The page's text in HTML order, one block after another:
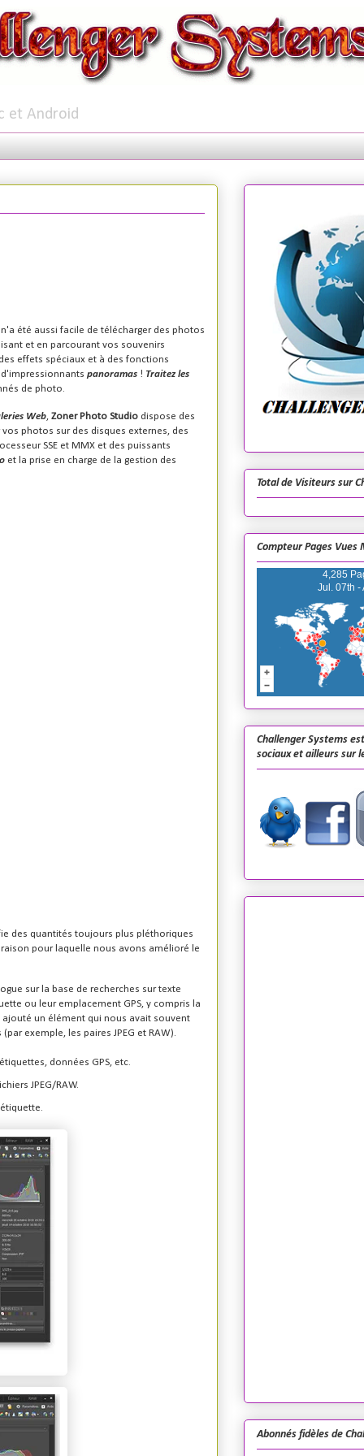
et Android
n'a été aussi facile de télécharger des photos
et en parcourant vos souvenirs
effets spéciaux et à des fonctions
d'impressionnants panoramas ! Traitez les
de photo.
Web Zoner Photo Studio dispose des
photos sur des disques externes, des
SSE et MMX et des puissants
et la prise en charge de la gestion des
des quantités toujours plus pléthoriques
pour laquelle nous avons amélioré le
sur la base de recherches sur texte
ou leur emplacement GPS, y compris la
un élément qui nous avait souvent
exemple, les paires JPEG et RAW).
données GPS, etc.
JPEG/RAW.
Total de Visiteurs sur
Compteur Pages Vues
4,285
Jul. 07th -
Challenger Systems
sociaux et ailleurs sur
Abonnés fidèles de